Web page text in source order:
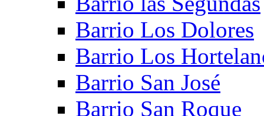
Barrio Los Dolores
Barrio Los
Barrio San José
Barrio San Roque